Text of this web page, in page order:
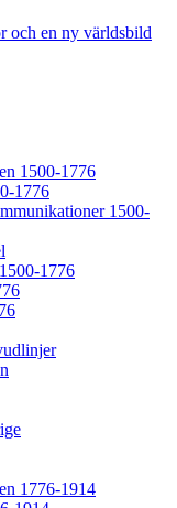
och en ny världsbild
1500-1776
1776
1500-
1776
1776-1914